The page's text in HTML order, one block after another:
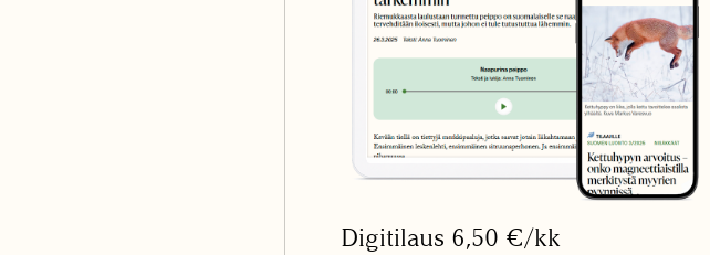
Digitilaus 6,50 €/kk